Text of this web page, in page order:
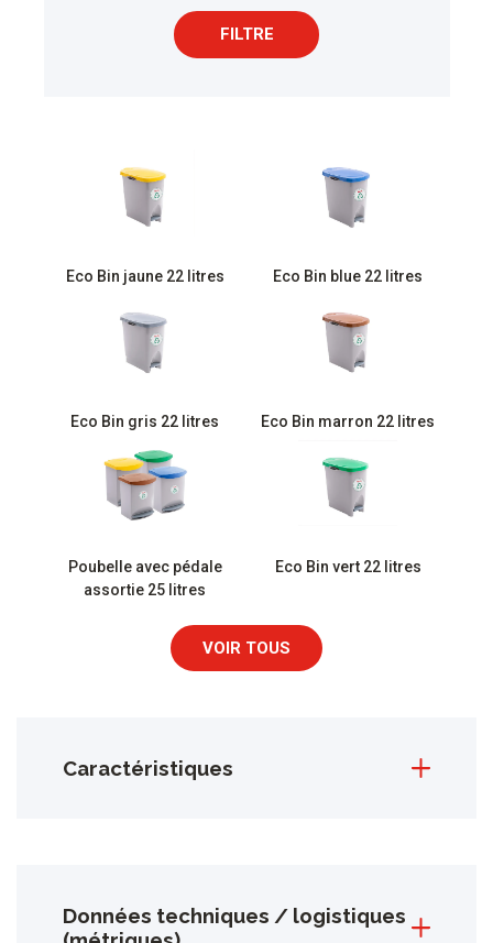
FILTRE
Eco Bin jaune 22 litres Eco Bin blue 22 litres
Eco Bin gris 22 litres Eco Bin marron 22 litres
Poubelle avec pédale
assortie 25 litres
Eco Bin vert 22 litres
VOIR TOUS
Caractéristiques
Données techniques / logistiques